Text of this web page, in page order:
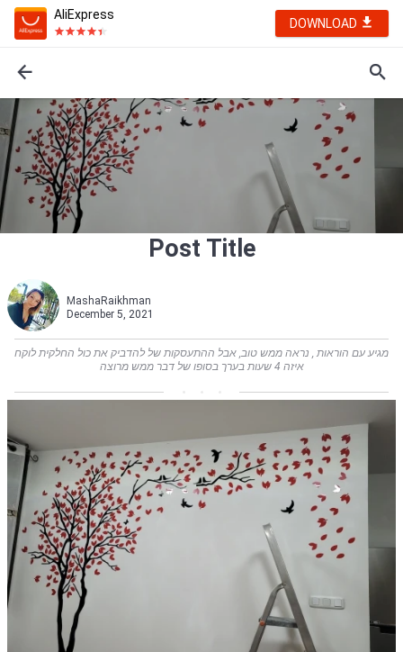
AliExpress
DOWNLOAD
Post Title
MashaRaikhman
December 5, 2021
מגיע עם הוראות , נראה ממש טוב, אבל ההתעסקות של להדביק את כול החלקית לוקח
איזה 4 שעות בערך בסופו של דבר ממש מרוצה